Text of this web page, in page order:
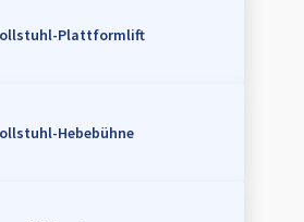
Plattformlift
Hebebühne